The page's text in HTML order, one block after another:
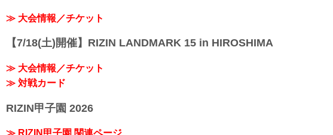
≫ 大会情報／チケット
【7/18(土)開催】RIZIN LANDMARK 15 in HIROSHIMA
≫ 大会情報／チケット
≫ 対戦カード
RIZIN甲子園 2026